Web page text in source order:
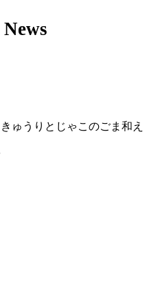
News
ゅうりとじゃこのごま和